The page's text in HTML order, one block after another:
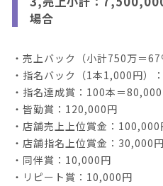
場合
・売上バック（小計750万＝
・指名バック（1本1,000円
・指名達成賞：100本＝
・皆勤賞：120,000円
・店舗売上上位賞金：100,000
・店舗指名上位賞金：30,000円
・同伴賞：10,000円
・リピート賞：10,000円